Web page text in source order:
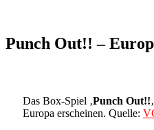
Punch Out!! –
Das Box-Spiel ‚Punch Out!!
Europa erscheinen. Quelle: